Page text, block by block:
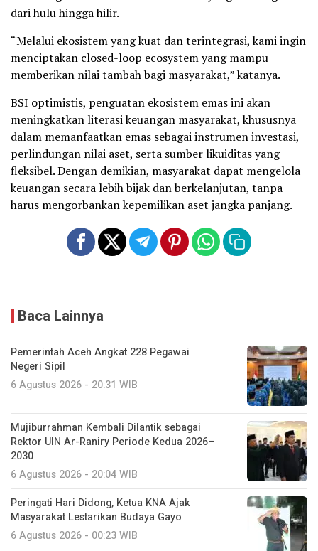
dari hulu hingga hilir.
“Melalui ekosistem yang kuat dan terintegrasi, kami ingin
menciptakan closed-loop ecosystem yang mampu
memberikan nilai tambah bagi masyarakat,” katanya.
BSI optimistis, penguatan ekosistem emas ini akan
meningkatkan literasi keuangan masyarakat, khususnya
dalam memanfaatkan emas sebagai instrumen investasi,
perlindungan nilai aset, serta sumber likuiditas yang
fleksibel. Dengan demikian, masyarakat dapat mengelola
keuangan secara lebih bijak dan berkelanjutan, tanpa
harus mengorbankan kepemilikan aset jangka panjang.
Baca Lainnya
Pemerintah Aceh Angkat 228 Pegawai
Negeri Sipil
6 Agustus 2026 - 20:31 WIB
Mujiburrahman Kembali Dilantik sebagai
Rektor UIN Ar-Raniry Periode Kedua 2026–
2030
6 Agustus 2026 - 20:04 WIB
Peringati Hari Didong, Ketua KNA Ajak
Masyarakat Lestarikan Budaya Gayo
6 Agustus 2026 - 00:23 WIB